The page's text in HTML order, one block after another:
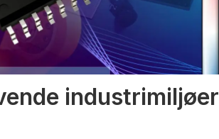
industrimiljøer